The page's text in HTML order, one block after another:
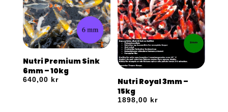
Nutri Premium Sink
6mm – 10kg
640,00 kr
Nutri Royal 3mm –
15kg
1898,00 kr